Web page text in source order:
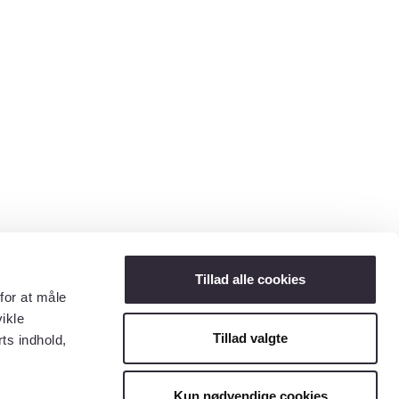
at måle
indhold,
Tillad alle cookies
Tillad valgte
Kun nødvendige cookies